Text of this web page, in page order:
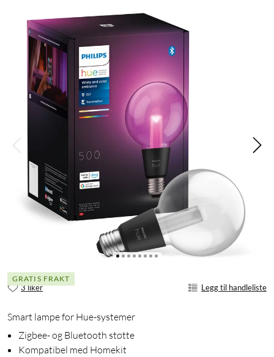
GRATIS FRAKT
3 liker Legg til handleliste
Smart lampe for Hue-systemer
Zigbee- og Bluetooth støtte
Kompatibel med Homekit